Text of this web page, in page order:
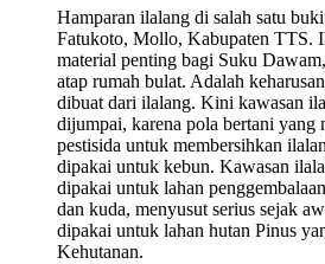
Hamparan ilalang di salah satu
Fatukoto, Mollo, Kabupaten TTS.
material penting bagi Suku
atap rumah bulat. Adalah
dibuat dari ilalang. Kini kawasan
dijumpai, karena pola bertani yang
pestisida untuk membersihkan
dipakai untuk kebun. Kawasan
dipakai untuk lahan
dan kuda, menyusut serius sejak
dipakai untuk lahan hutan Pinus
Kehutanan.